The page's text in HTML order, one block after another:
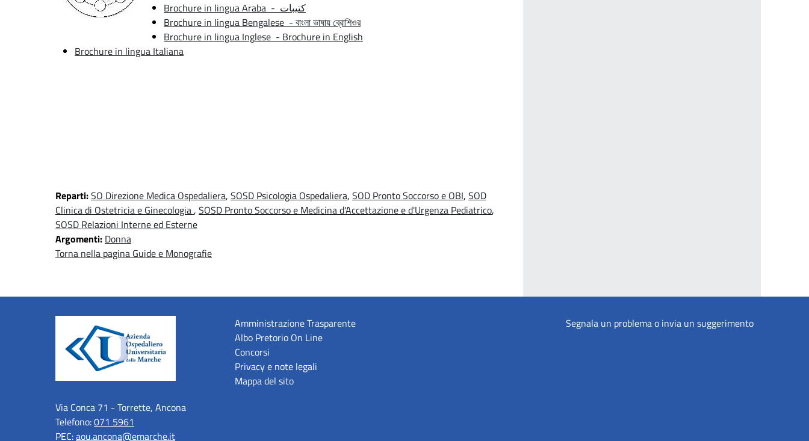
Brochure in lingua Araba - كتيبات
Brochure in lingua Bengalese - বাংলা ভাষায় ব্রোশিওর
Brochure in lingua Inglese - Brochure in English
Brochure in lingua Italiana
Reparti:SO Direzione Medica Ospedaliera, SOSD Psicologia Ospedaliera, SOD Pronto Soccorso e OBI, SOD
Clinica di Ostetricia e Ginecologia, SOSD Pronto Soccorso e Medicina d'Accettazione e d'Urgenza Pediatrico,
SOSD Relazioni Interne ed Esterne
Argomenti: Donna
Torna nella pagina Guide e Monografie
Via Conca 71 - Torrette, Ancona
Telefono:071 5961
PEC:aou.ancona@emarche.it
Amministrazione Trasparente
Albo Pretorio On Line
Concorsi
Privacy e note legali
Mappa del sito
Segnala un problema o invia un suggerimento